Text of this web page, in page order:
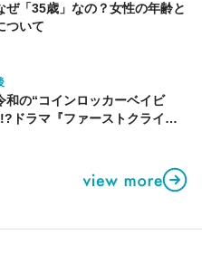
ぜ「35歳」なの？女性の年齢と
ついて
和の“コインロッカーベイビ
ドラマ『ファーストクライ』